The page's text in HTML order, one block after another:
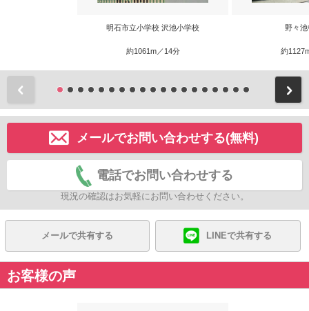
明石市立小学校 沢池小学校
約1061m／14分
野々池
約
メールでお問い合わせする(無料)
電話でお問い合わせする
現況の確認はお気軽にお問い合わせください。
メールで共有する LINEで共有する
お客様の声